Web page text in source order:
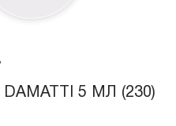
5 МЛ (230)